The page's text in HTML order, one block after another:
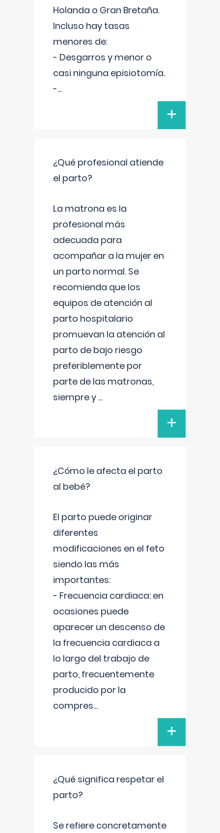
Holanda o Gran Bretaña.
Incluso hay tasas
menores de:
- Desgarros y menor o
casi ninguna episiotomía.
-...
+
¿Qué profesional atiende
el parto?
La matrona es la
profesional más
adecuada para
acompañar a la mujer en
un parto normal. Se
recomienda que los
equipos de atención al
parto hospitalario
promuevan la atención al
parto de bajo riesgo
preferiblemente por
parte de las matronas,
siempre y ...
+
¿Cómo le afecta el parto
al bebé?
El parto puede originar
diferentes
modificaciones en el feto
siendo las más
importantes:
- Frecuencia cardiaca: en
ocasiones puede
aparecer un descenso de
la frecuencia cardiaca a
lo largo del trabajo de
parto, frecuentemente
producido por la
compres...
+
¿Qué significa respetar el
parto?
Se refiere concretamente